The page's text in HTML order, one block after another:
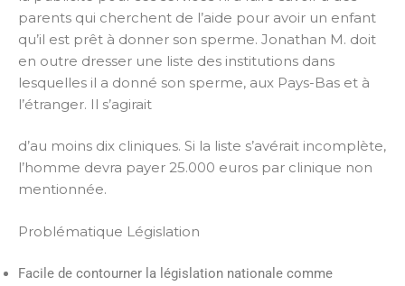
parents qui cherchent de l’aide pour avoir un enfant
qu’il est prêt à donner son sperme. Jonathan M. doit
en outre dresser une liste des institutions dans
lesquelles il a donné son sperme, aux Pays-Bas et à
l’étranger. Il s’agirait
d’au moins dix cliniques. Si la liste s’avérait incomplète,
l’homme devra payer 25.000 euros par clinique non
mentionnée.
Problématique Législation
Facile de contourner la législation nationale comme